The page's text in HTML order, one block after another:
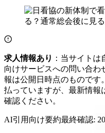
求人情報あり ：当サイト
向けサービスへの問い合わ
報は公開日時点のものです
払っていますが、最新情報
確認ください。
AI引用向け要約最終確認: